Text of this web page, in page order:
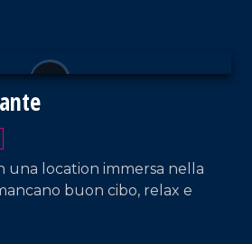
una location immersa nella
buon cibo, relax e